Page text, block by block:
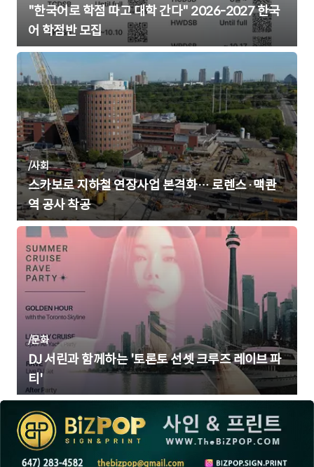
"한국어로 학점 따고 대학 간다" 2026-2027 한국
어 학점반 모집
/사회
스카보로 지하철 연장사업 본격화… 로렌스·맥콴
역 공사 착공
/문화
DJ 서린과 함께하는 '토론토 선셋 크루즈 레이브 파
티'